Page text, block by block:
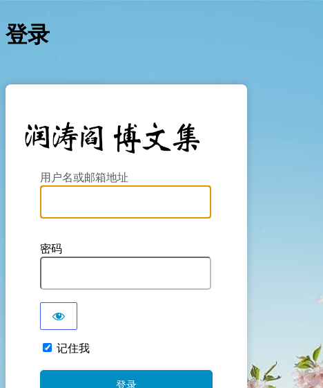
登录
用户名或邮箱地址
密码
记住我